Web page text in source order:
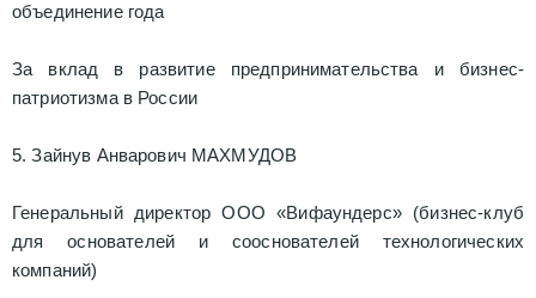
объединение года
За вклад в развитие предпринимательства и бизнес-
патриотизма в России
5. Зайнув Анварович МАХМУДОВ
Генеральный директор ООО «Вифаундерс» (бизнес-клуб
для основателей и сооснователей технологических
компаний)